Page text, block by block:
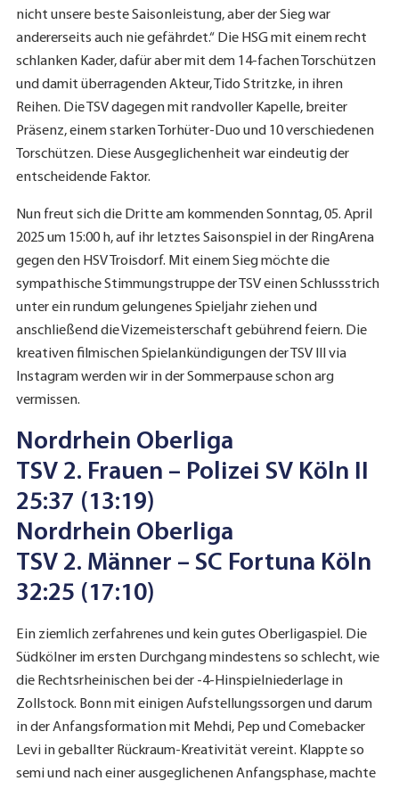
nicht unsere beste Saisonleistung, aber der Sieg war
andererseits auch nie gefährdet.“ Die HSG mit einem recht
schlanken Kader, dafür aber mit dem 14-fachen Torschützen
und damit überragenden Akteur, Tido Stritzke, in ihren
Reihen. Die TSV dagegen mit randvoller Kapelle, breiter
Präsenz, einem starken Torhüter-Duo und 10 verschiedenen
Torschützen. Diese Ausgeglichenheit war eindeutig der
entscheidende Faktor.
Nun freut sich die Dritte am kommenden Sonntag, 05. April
2025 um 15:00 h, auf ihr letztes Saisonspiel in der RingArena
gegen den HSV Troisdorf. Mit einem Sieg möchte die
sympathische Stimmungstruppe der TSV einen Schlussstrich
unter ein rundum gelungenes Spieljahr ziehen und
anschließend die Vizemeisterschaft gebührend feiern. Die
kreativen filmischen Spielankündigungen der TSV III via
Instagram werden wir in der Sommerpause schon arg
vermissen.
Nordrhein Oberliga
TSV 2. Frauen – Polizei SV Köln II
25:37 (13:19)
Nordrhein Oberliga
TSV 2. Männer – SC Fortuna Köln
32:25 (17:10)
Ein ziemlich zerfahrenes und kein gutes Oberligaspiel. Die
Südkölner im ersten Durchgang mindestens so schlecht, wie
die Rechtsrheinischen bei der -4-Hinspielniederlage in
Zollstock. Bonn mit einigen Aufstellungssorgen und darum
in der Anfangsformation mit Mehdi, Pep und Comebacker
Levi in geballter Rückraum-Kreativität vereint. Klappte so
semi und nach einer ausgeglichenen Anfangsphase, machte